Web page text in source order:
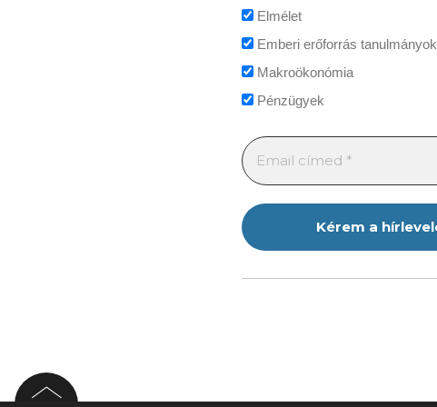
Elmélet
Emberi erőforrás tanulmányok
Makroökonómia
Pénzügyek